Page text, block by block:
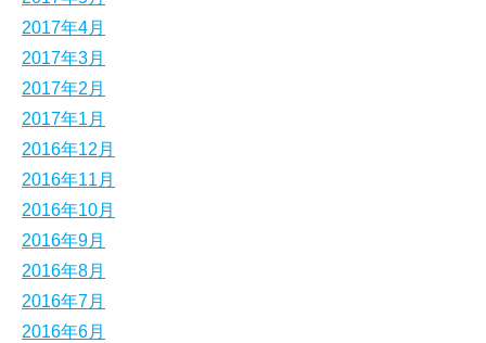
2017年4月
2017年3月
2017年2月
2017年1月
2016年12月
2016年11月
2016年10月
2016年9月
2016年8月
2016年7月
2016年6月